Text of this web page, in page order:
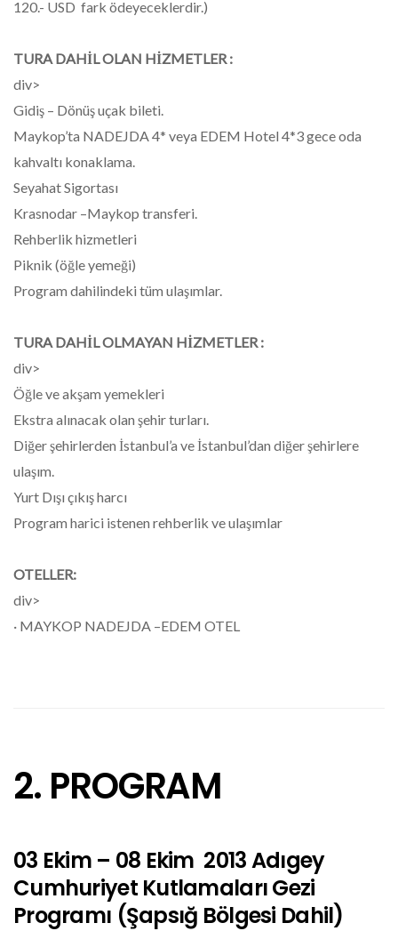
120.- USD fark ödeyeceklerdir.)
TURA DAHİL OLAN HİZMETLER :
div>
Gidiş – Dönüş uçak bileti.
Maykop’ta NADEJDA 4* veya EDEM Hotel 4*3 gece oda
kahvaltı konaklama.
Seyahat Sigortası
Krasnodar –Maykop transferi.
Rehberlik hizmetleri
Piknik (öğle yemeği)
Program dahilindeki tüm ulaşımlar.
TURA DAHİL OLMAYAN HİZMETLER :
div>
Öğle ve akşam yemekleri
Ekstra alınacak olan şehir turları.
Diğer şehirlerden İstanbul’a ve İstanbul’dan diğer şehirlere
ulaşım.
Yurt Dışı çıkış harcı
Program harici istenen rehberlik ve ulaşımlar
OTELLER:
div>
· MAYKOP NADEJDA –EDEM OTEL
2. PROGRAM
03 Ekim – 08 Ekim 2013 Adıgey
Cumhuriyet Kutlamaları Gezi
Programı (Şapsığ Bölgesi Dahil)